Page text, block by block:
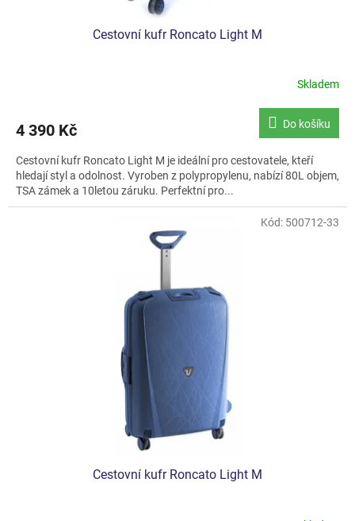
Cestovní kufr Roncato Light M
je
z
5
hvězdiček.
Skladem
4 390 Kč Do košíku
Cestovní kufr Roncato Light M je ideální pro cestovatele, kteří
hledají styl a odolnost. Vyroben z polypropylenu, nabízí 80L objem,
TSA zámek a 10letou záruku. Perfektní pro...
Cestovní kufr Roncato Light M
Kód: 500712-33